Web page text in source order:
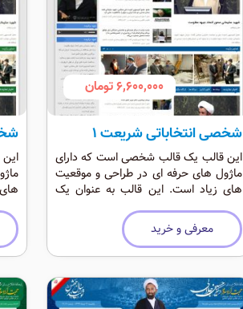
6,600,000 تومان
شخصی انتخاباتی شریعت 1
این قالب یک قالب شخصی است که دارای
ماژول های حرفه ای در طراحی و موقعیت
های زیاد است. این قالب به عنوان یک
قالب انتخاباتی و شخصی حرفه ای است که
رنگی شاد دارد.معرفی و خرید